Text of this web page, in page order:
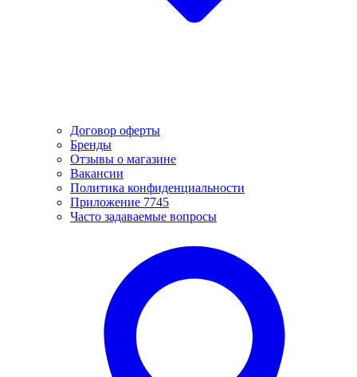
Договор оферты
Бренды
Отзывы о магазине
Вакансии
Политика конфиденциальности
Приложение 7745
Часто задаваемые вопросы